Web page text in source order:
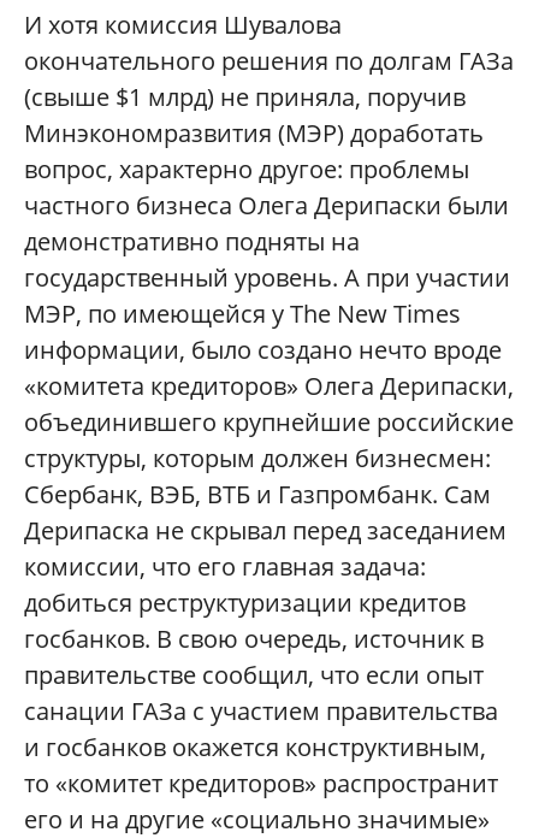
И хотя комиссия Шувалова
окончательного решения по долгам ГАЗа
(свыше $1 млрд) не приняла, поручив
Минэкономразвития (МЭР) доработать
вопрос, характерно другое: проблемы
частного бизнеса Олега Дерипаски были
демонстративно подняты на
государственный уровень. А при участии
МЭР, по имеющейся у The New Times
информации, было создано нечто вроде
«комитета кредиторов» Олега Дерипаски,
объединившего крупнейшие российские
структуры, которым должен бизнесмен:
Сбербанк, ВЭБ, ВТБ и Газпромбанк. Cам
Дерипаска не скрывал перед заседанием
комиссии, что его главная задача:
добиться реструктуризации кредитов
госбанков. В свою очередь, источник в
правительстве сообщил, что если опыт
санации ГАЗа с участием правительства
и госбанков окажется конструктивным,
то «комитет кредиторов» распространит
его и на другие «социально значимые»